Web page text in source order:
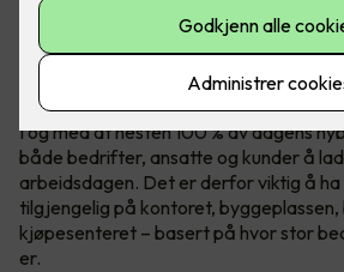
Med Zaptec Pro kan du enkelt
ladestasjoner om behovet øker.
ansatte og kunder blir bare viktigere.
I og med at nesten 100 % av dagens
både bedrifter, ansatte og kunder å
arbeidsdagen. Det er derfor viktig å
tilgjengelig på kontoret,
kjøpesenteret – basert på hvor stor
er.